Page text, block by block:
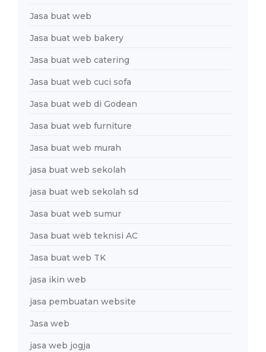
Jasa buat web
Jasa buat web bakery
Jasa buat web catering
Jasa buat web cuci sofa
Jasa buat web di Godean
Jasa buat web furniture
Jasa buat web murah
jasa buat web sekolah
jasa buat web sekolah sd
Jasa buat web sumur
Jasa buat web teknisi AC
Jasa buat web TK
jasa ikin web
jasa pembuatan website
Jasa web
jasa web jogja